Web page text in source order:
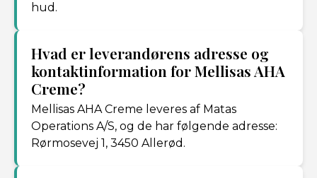
hud.
Hvad er leverandørens adresse og
kontaktinformation for Mellisas AHA
Creme?
Mellisas AHA Creme leveres af Matas
Operations A/S, og de har følgende adresse:
Rørmosevej 1, 3450 Allerød.